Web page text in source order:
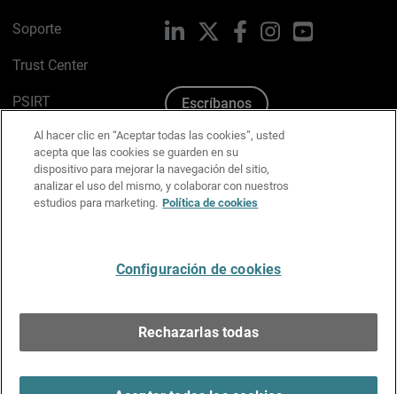
Soporte
Trust Center
PSIRT
Política de cookies
Política de privacidad
Kit de medios y marca
LinkedIn FacebookInstagramYouTube
Escríbanos
Al hacer clic en “Aceptar todas las cookies”, usted
acepta que las cookies se guarden en su
dispositivo para mejorar la navegación del sitio,
analizar el uso del mismo, y colaborar con nuestros
estudios para marketing. Política de cookies
Configuración de cookies
Rechazarlas todas